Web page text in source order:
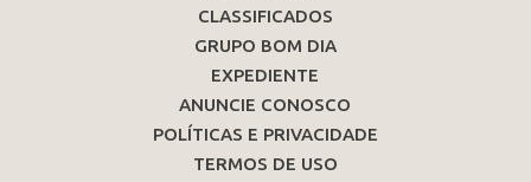
CLASSIFICADOS
GRUPO BOM DIA
EXPEDIENTE
ANUNCIE CONOSCO
POLÍTICAS E PRIVACIDADE
TERMOS DE USO